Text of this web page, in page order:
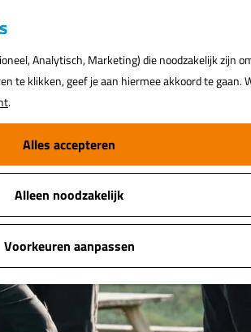
Analytisch, Marketing) die noodzakelijk zijn
te klikken, geef je aan hiermee akkoord te gaan.
.
Alles accepteren
Alleen noodzakelijk
Voorkeuren aanpassen
a
r